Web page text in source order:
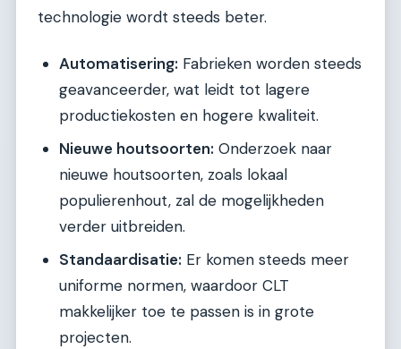
technologie wordt steeds beter.
Automatisering: Fabrieken worden steeds
geavanceerder, wat leidt tot lagere
productiekosten en hogere kwaliteit.
Nieuwe houtsoorten: Onderzoek naar
nieuwe houtsoorten, zoals lokaal
populierenhout, zal de mogelijkheden
verder uitbreiden.
Standaardisatie: Er komen steeds meer
uniforme normen, waardoor CLT
makkelijker toe te passen is in grote
projecten.